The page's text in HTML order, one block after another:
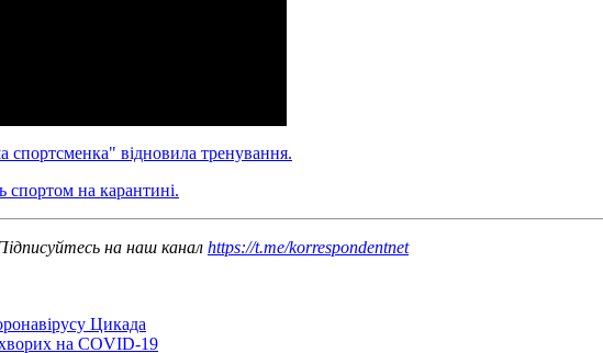
спортсменка" відновила тренування.
спортом на карантині.
на наш канал https://t.me/korrespondentnet
Цикада
хворих на COVID-19